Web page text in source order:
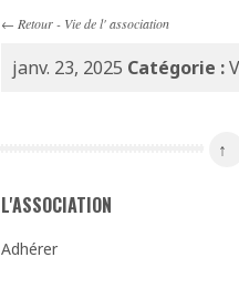
← Retour- Vie de l' association
janv. 23, 2025 Catégorie :
L'ASSOCIATION
Adhérer